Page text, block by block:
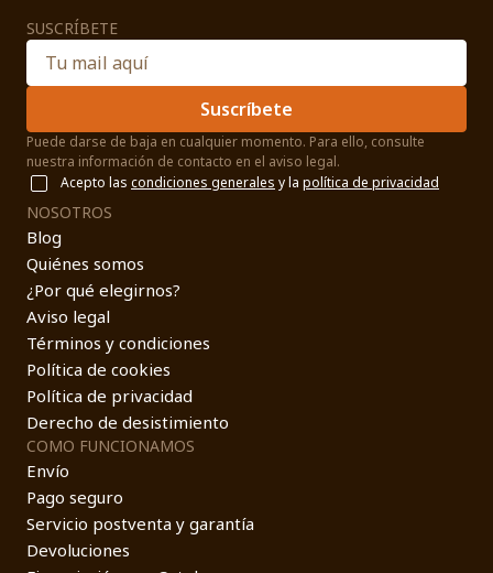
SUSCRÍBETE
Suscríbete
Puede darse de baja en cualquier momento. Para ello, consulte
nuestra información de contacto en el aviso legal.
Acepto las condiciones generales y la política de privacidad
NOSOTROS
Blog
Quiénes somos
¿Por qué elegirnos?
Aviso legal
Términos y condiciones
Política de cookies
Política de privacidad
Derecho de desistimiento
COMO FUNCIONAMOS
Envío
Pago seguro
Servicio postventa y garantía
Devoluciones